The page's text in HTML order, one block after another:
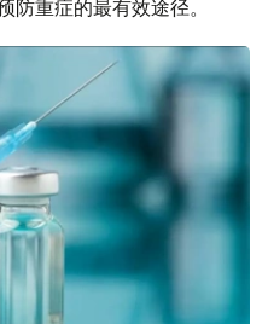
防重症的最有效途径。